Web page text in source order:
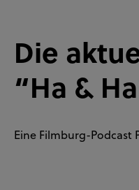
Die
“Ha &
Eine Filmburg-Podcast